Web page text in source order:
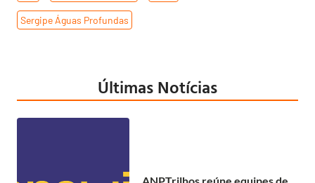
Sergipe Águas Profundas
Últimas Notícias